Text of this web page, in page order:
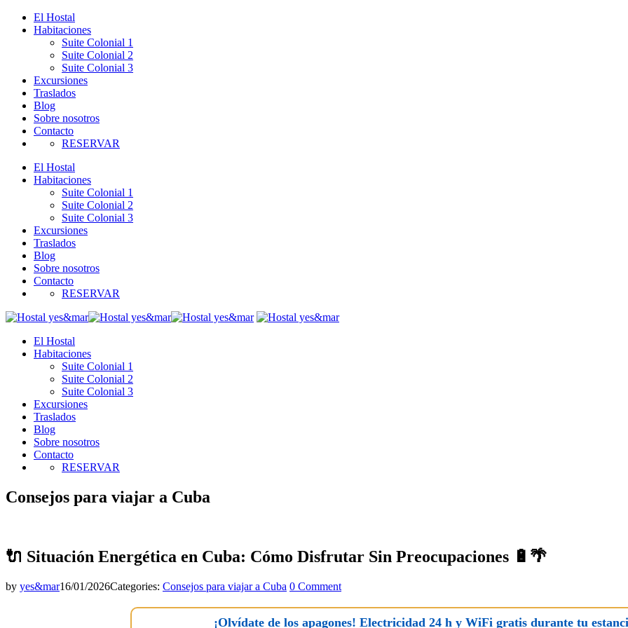
El Hostal
Habitaciones
Suite Colonial 1
Suite Colonial 2
Suite Colonial 3
Excursiones
Traslados
Blog
Sobre nosotros
Contacto
RESERVAR
El Hostal
Habitaciones
Suite Colonial 1
Suite Colonial 2
Suite Colonial 3
Excursiones
Traslados
Blog
Sobre nosotros
Contacto
RESERVAR
El Hostal
Habitaciones
Suite Colonial 1
Suite Colonial 2
Suite Colonial 3
Excursiones
Traslados
Blog
Sobre nosotros
Contacto
RESERVAR
Consejos para viajar a Cuba
🔌 Situación Energética en Cuba: Cómo Disfrutar Sin Preocupaciones 🔋🌴
by yes&mar16/01/2026Categories: Consejos para viajar a Cuba 0 Comment
¡Olvídate de los apagones! Electricidad 24 h y WiFi gratis durante tu